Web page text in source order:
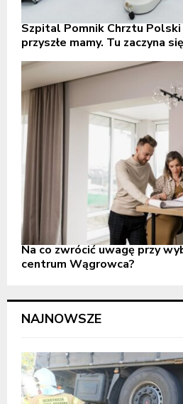
Szpital Pomnik Chrztu Polski
przyszłe mamy. Tu zaczyna
Na co zwrócić uwagę przy
centrum Wągrowca?
NAJNOWSZE